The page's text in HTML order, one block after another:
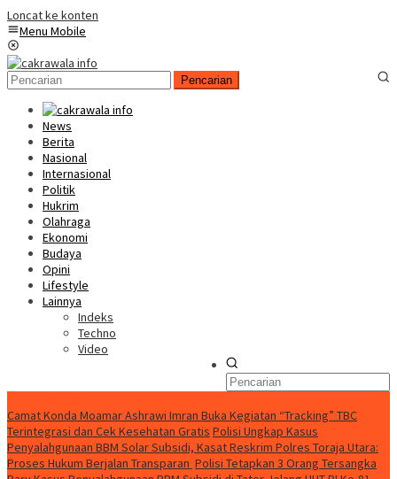
Loncat ke konten
Menu Mobile
Pencarian
News
Berita
Nasional
Internasional
Politik
Hukrim
Olahraga
Ekonomi
Budaya
Opini
Lifestyle
Lainnya
Indeks
Techno
Video
Camat Konda Moamar Ashrawi Imran Buka Kegiatan “Tracking” TBC
Terintegrasi dan Cek Kesehatan Gratis Polisi Ungkap Kasus
Penyalahgunaan BBM Solar Subsidi, Kasat Reskrim Polres Toraja Utara:
Proses Hukum Berjalan Transparan Polisi Tetapkan 3 Orang Tersangka